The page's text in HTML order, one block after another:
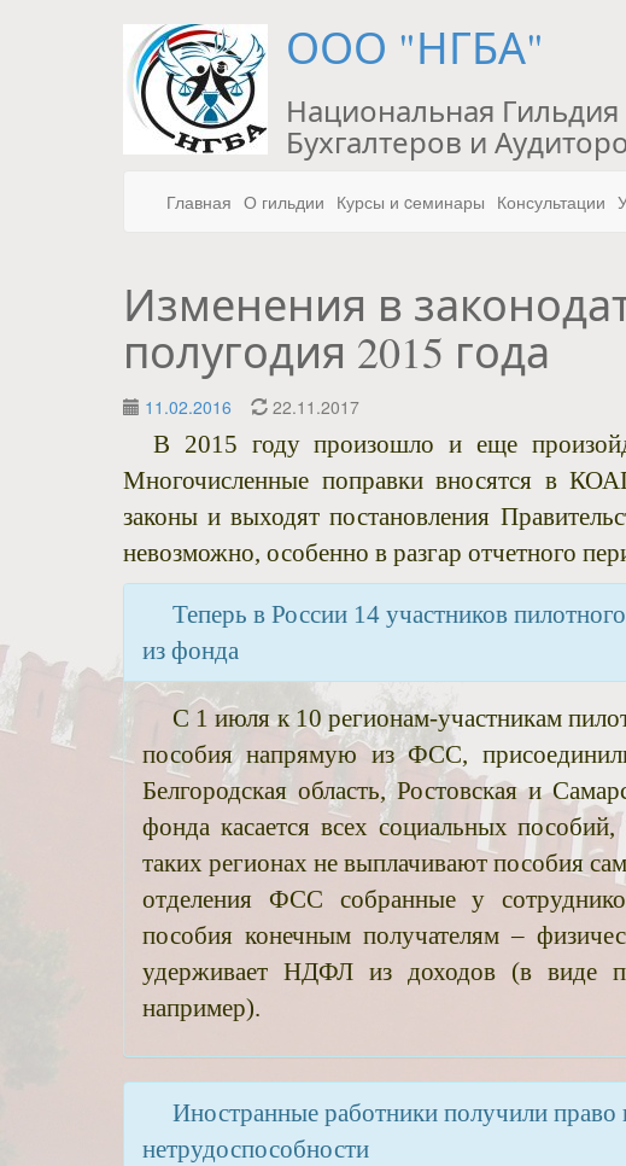
ООО "НГБА"
Национальная Гильдия
Бухгалтеров и
Главная О гильдии Курсы и cеминары Консультации
Изменения в
полугодия 2015 года
11.02.2016 22.11.2017
В 2015 году произошло и еще
Многочисленные поправки вносятся в
законы и выходят постановления
невозможно, особенно в разгар отчетного
Теперь в России 14 участников
из фонда
С 1 июля к 10 регионам-участникам
пособия напрямую из ФСС,
Белгородская область, Ростовская и
фонда касается всех социальных
таких регионах не выплачивают пособия
отделения ФСС собранные у
пособия конечным получателям –
удерживает НДФЛ из доходов (в виде
например).
Иностранные работники получили
нетрудоспособности